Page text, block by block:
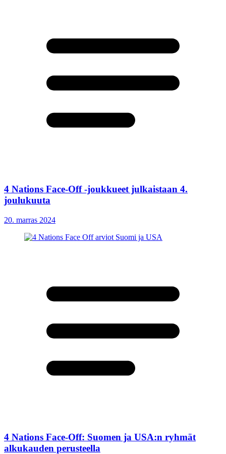
4 Nations Face-Off -joukkueet julkaistaan 4.
joulukuuta
20. marras 2024
4 Nations Face-Off: Suomen ja USA:n ryhmät
alkukauden perusteella